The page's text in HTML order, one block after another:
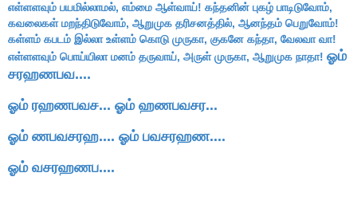
எள்ளளவும் பயமில்லாமல், எம்மை ஆள்வாய்! கந்தனின் புகழ் பாடிடுவோம்,
கவலைகள் மறந்திடுவோம், ஆறுமுக தரிசனத்தில், ஆனந்தம் பெறுவோம்!
கள்ளம் கபடம் இல்லா உள்ளம் கொடு முருகா, குகனே கந்தா, வேலவா வா!
எள்ளளவும் பொய்யிலா மனம் தருவாய், அருள் முருகா, ஆறுமுக நாதா! ஓம்
சரஹணபவ....
ஓம் ரஹணபவச... ஓம் ஹணபவசர...
ஓம் ணபவசரஹ.... ஓம் பவசரஹண....
ஓம் வசரஹணப....